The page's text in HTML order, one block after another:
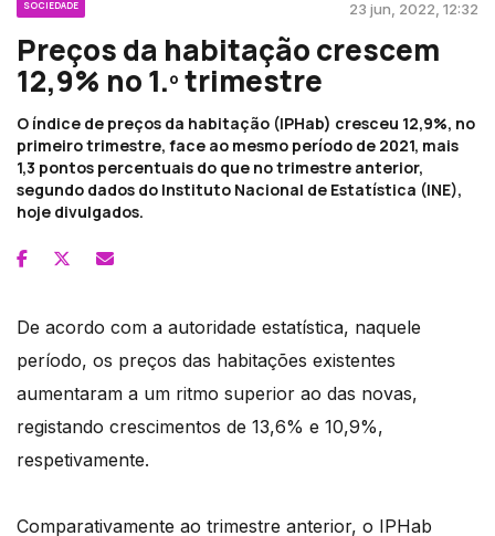
SOCIEDADE 23 jun, 2022, 12:32
Preços da habitação crescem
12,9% no 1.º trimestre
O índice de preços da habitação (IPHab) cresceu 12,9%, no
primeiro trimestre, face ao mesmo período de 2021, mais
1,3 pontos percentuais do que no trimestre anterior,
segundo dados do Instituto Nacional de Estatística (INE),
hoje divulgados.
De acordo com a autoridade estatística, naquele
período, os preços das habitações existentes
aumentaram a um ritmo superior ao das novas,
registando crescimentos de 13,6% e 10,9%,
respetivamente.
Comparativamente ao trimestre anterior, o IPHab